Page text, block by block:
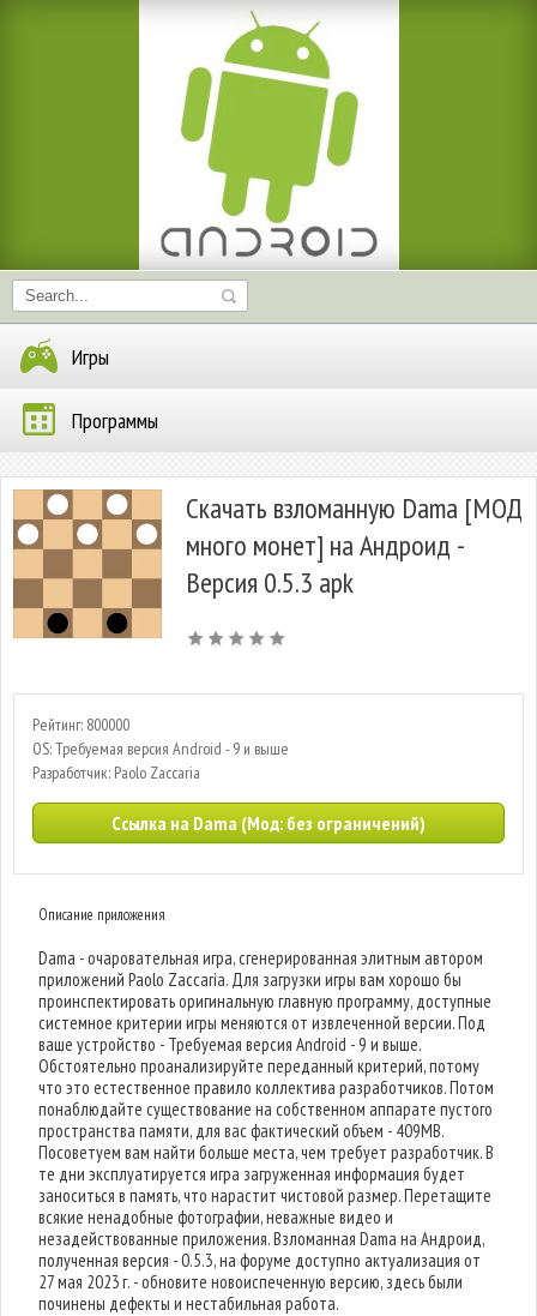
Игры
Программы
Скачать взломанную Dama [МОД
много монет] на Андроид -
Версия 0.5.3 apk
Рейтинг: 800000
OS: Требуемая версия Android - 9 и выше
Разработчик: Paolo Zaccaria
Ссылка на Dama (Мод: без ограничений)
Описание приложения
Dama - очаровательная игра, сгенерированная элитным автором
приложений Paolo Zaccaria. Для загрузки игры вам хорошо бы
проинспектировать оригинальную главную программу, доступные
системное критерии игры меняются от извлеченной версии. Под
ваше устройство - Требуемая версия Android - 9 и выше.
Обстоятельно проанализируйте переданный критерий, потому
что это естественное правило коллектива разработчиков. Потом
понаблюдайте существование на собственном аппарате пустого
пространства памяти, для вас фактический объем - 409MB.
Посоветуем вам найти больше места, чем требует разработчик. В
те дни эксплуатируется игра загруженная информация будет
заноситься в память, что нарастит чистовой размер. Перетащите
всякие ненадобные фотографии, неважные видео и
незадействованные приложения. Взломанная Dama на Андроид,
полученная версия - 0.5.3, на форуме доступно актуализация от
27 мая 2023 г. - обновите новоиспеченную версию, здесь были
починены дефекты и нестабильная работа.